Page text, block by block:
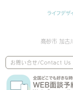
高砂市 加古
お問い合せ/Contact Us